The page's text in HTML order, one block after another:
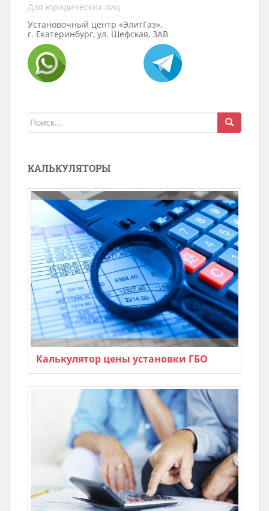
Для юридических лиц
Установочный центр «ЭлитГаз»,
г. Екатеринбург, ул. Шефская, 3АВ
Поиск
КАЛЬКУЛЯТОРЫ
Калькулятор цены установки ГБО